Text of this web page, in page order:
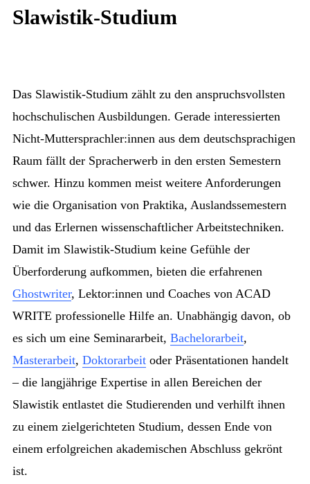
Slawistik-Studium
Das Slawistik-Studium zählt zu den anspruchsvollsten
hochschulischen Ausbildungen. Gerade interessierten
Nicht-Muttersprachler:innen aus dem deutschsprachigen
Raum fällt der Spracherwerb in den ersten Semestern
schwer. Hinzu kommen meist weitere Anforderungen
wie die Organisation von Praktika, Auslandssemestern
und das Erlernen wissenschaftlicher Arbeitstechniken.
Damit im Slawistik-Studium keine Gefühle der
Überforderung aufkommen, bieten die erfahrenen
Ghostwriter, Lektor:innen und Coaches von ACAD
WRITE professionelle Hilfe an. Unabhängig davon, ob
es sich um eine Seminararbeit, Bachelorarbeit,
Masterarbeit, Doktorarbeit oder Präsentationen handelt
– die langjährige Expertise in allen Bereichen der
Slawistik entlastet die Studierenden und verhilft ihnen
zu einem zielgerichteten Studium, dessen Ende von
einem erfolgreichen akademischen Abschluss gekrönt
ist.